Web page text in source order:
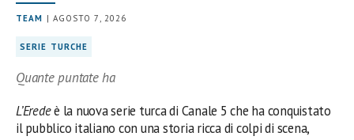
TEAM | AGOSTO 7, 2026
SERIE TURCHE
Quante puntate ha
L’Eredeè la nuova serie turca di Canale 5 che ha conquistato
il pubblico italiano con una storia ricca di colpi di scena,